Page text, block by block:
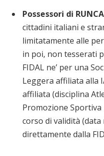
Possessori di
cittadini italiani e
limitatamente alle
in poi, non tesserati
FIDAL ne’ per una
Leggera affiliata alla
affiliata (disciplina
Promozione Sportiva
corso di validità
direttamente dalla